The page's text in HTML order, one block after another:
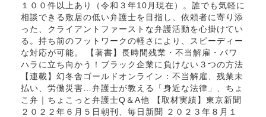
１００件以上あり（令和３年10月現在）。誰でも気軽に
相談できる敷居の低い弁護士を目指し、依頼者に寄り添
った、クライアントファーストな弁護活動を心掛けてい
る。持ち前のフットワークの軽さにより、スピーディー
な対応が可能。 【著書】長時間残業・不当解雇・パワ
ハラに立ち向かう！ブラック企業に負けない３つの方法
【連載】幻冬舎ゴールドオンライン：不当解雇、残業未
払い、労働災害…弁護士が教える「身近な法律」、ちょ
こ弁｜ちょこっと弁護士Q＆A他 【取材実績】東京新聞
２０２２年６月５日朝刊、毎日新聞 ２０２３年８月１